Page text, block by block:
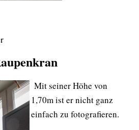
Mit seiner Höhe von
1,70m ist er nicht ganz
einfach zu fotografieren.